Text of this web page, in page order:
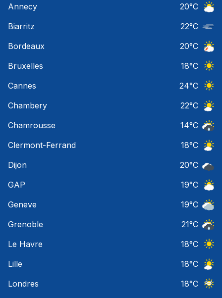
Annecy
20°C
Biarritz
22°C
Bordeaux
20°C
Bruxelles
18°C
Cannes
24°C
Chambery
22°C
Chamrousse
14°C
Clermont-Ferrand
18°C
Dijon
20°C
GAP
19°C
Geneve
19°C
Grenoble
21°C
Le Havre
18°C
Lille
18°C
Londres
18°C